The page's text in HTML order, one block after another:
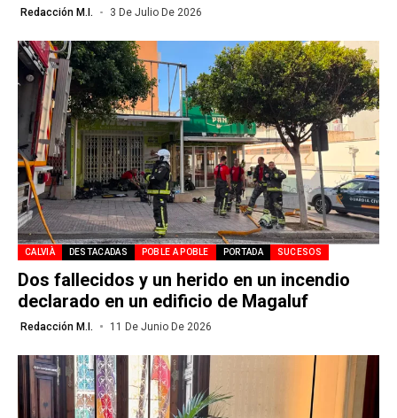
Redacción M.I. 3 De Julio De 2026
CALVIÀ DESTACADAS POBLE A POBLE PORTADA SUCESOS
Dos fallecidos y un herido en un incendio
declarado en un edificio de Magaluf
Redacción M.I. 11 De Junio De 2026